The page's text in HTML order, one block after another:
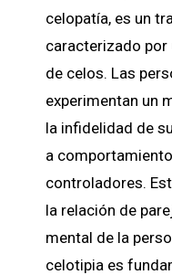
celopatía, es un
caracterizado por
de celos. Las
experimentan un
la infidelidad de
a
controladores.
la relación de
mental de la
celotipia es